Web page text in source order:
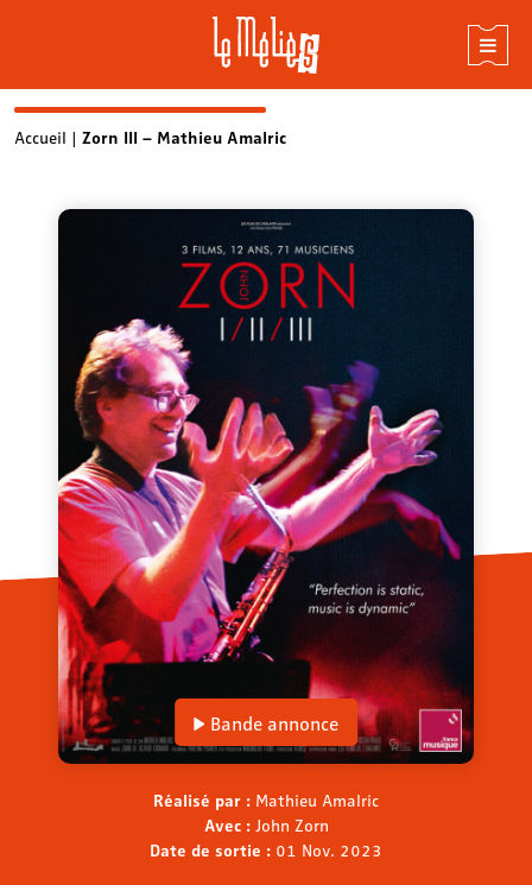
SkipAccueil | Zorn III – Mathieu Amalric
Bande annonce
Réalisé par : Mathieu Amalric
Avec : John Zorn
Date de sortie : 01 Nov. 2023